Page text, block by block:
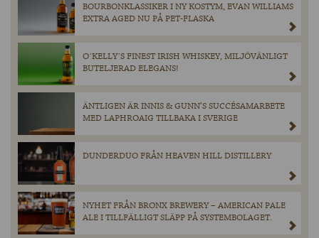
BOURBONKLASSIKER I NY KOSTYM, EVAN WILLIAMS
EXTRA AGED NU PÅ PET-FLASKA
O´KELLY´S FINEST IRISH WHISKEY, MILJÖVÄNLIGT
BUTELJERAD ELEGANS!
ÄNTLIGEN ÄR INNIS & GUNN’S SUCCÉSAMARBETE
MED LAPHROAIG TILLBAKA I SVERIGE
DUNDERDUO FRÅN HEAVEN HILL DISTILLERY
NYHET FRÅN BRONX BREWERY – AMERICAN PALE
ALE I TILLFÄLLIGT SLÄPP PÅ SYSTEMBOLAGET.